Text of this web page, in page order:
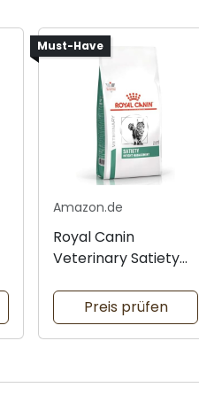
Must-Have
Amazon.de
Royal Canin
Veterinary Satiety
Preis prüfen